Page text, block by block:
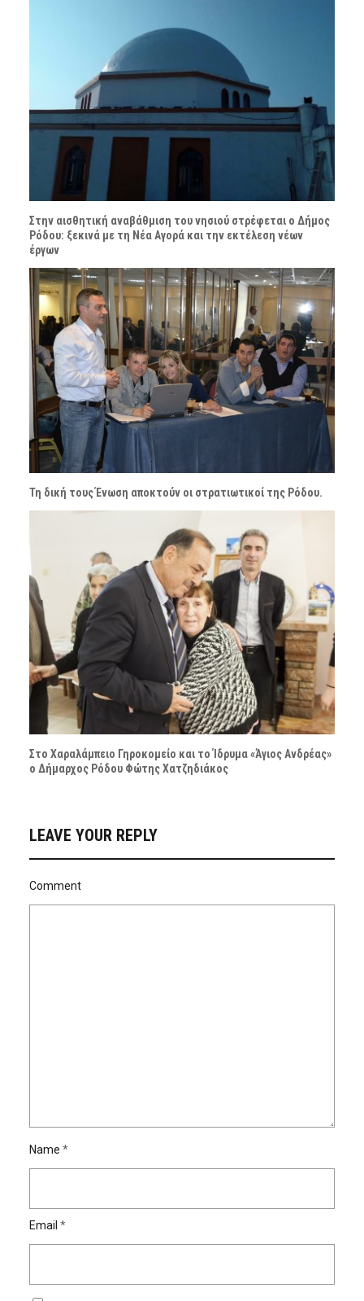
Στην αισθητική αναβάθμιση του νησιού στρέφεται ο Δήμος
Ρόδου: ξεκινά με τη Νέα Αγορά και την εκτέλεση νέων
έργων
Τη δική τους Ένωση αποκτούν οι στρατιωτικοί της Ρόδου.
Στο Χαραλάμπειο Γηροκομείο και το Ίδρυμα «Άγιος Ανδρέας»
ο Δήμαρχος Ρόδου Φώτης Χατζηδιάκος
LEAVE YOUR REPLY
Comment
Name *
Email *